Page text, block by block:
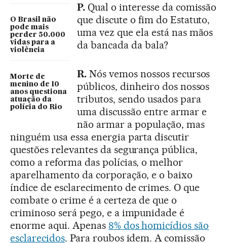
O Brasil não
pode mais
perder 50.000
vidas para a
violência
Morte de
menino de 10
anos questiona
atuação da
polícia do Rio
P.Qual o interesse da comissão
que discute o fim do Estatuto,
uma vez que ela está nas mãos
da bancada da bala?
R.Nós vemos nossos recursos
públicos, dinheiro dos nossos
tributos, sendo usados para
uma discussão entre armar e
não armar a população, mas
ninguém usa essa energia parta discutir
questões relevantes da segurança pública,
como a reforma das polícias, o melhor
aparelhamento da corporação, e o baixo
índice de esclarecimento de crimes. O que
combate o crime é a certeza de que o
criminoso será pego, e a impunidade é
enorme aqui. Apenas 8% dos homicídios são
esclarecidos. Para roubos idem. A comissão